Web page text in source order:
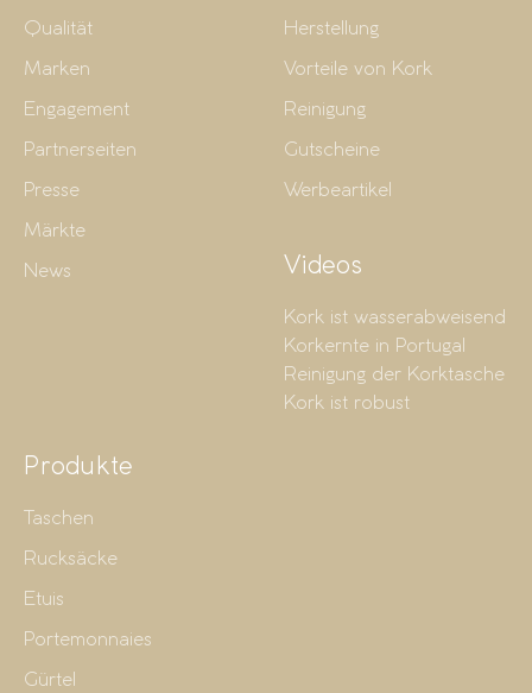
Qualität
Marken
Engagement
Partnerseiten
Presse
Märkte
News
Herstellung
Vorteile von Kork
Reinigung
Gutscheine
Werbeartikel
Videos
Kork ist wasserabweisend
Korkernte in Portugal
Reinigung der Korktasche
Kork ist robust
Produkte
Taschen
Rucksäcke
Etuis
Portemonnaies
Gürtel